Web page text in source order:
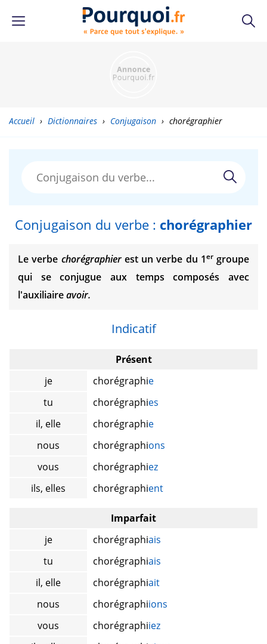
Accueil › Dictionnaires › Conjugaison › chorégraphier
Conjugaison du verbe : chorégraphier
Le verbe chorégraphierest un verbe du 1ergroupe
qui se conjugue aux temps composés avec
l'auxiliaireavoir.
Indicatif
Présent
je
chorégraphie
tu
chorégraphies
il, elle
chorégraphie
nous
chorégraphions
vous
chorégraphiez
ils, elles
chorégraphient
Imparfait
je
chorégraphiais
tu
chorégraphiais
il, elle
chorégraphiait
nous
chorégraphiions
vous
chorégraphiiez